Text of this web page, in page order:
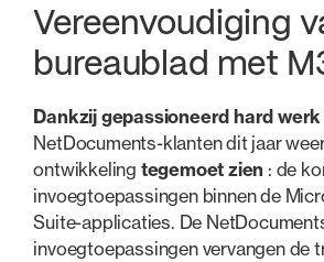
Vereenvoudiging
bureaublad met
Dankzij gepassioneerd hard
NetDocuments-klanten dit jaar
ontwikkeling tegemoet zien : de
invoegtoepassingen binnen de
Suite-applicaties. De
invoegtoepassingen vervangen de